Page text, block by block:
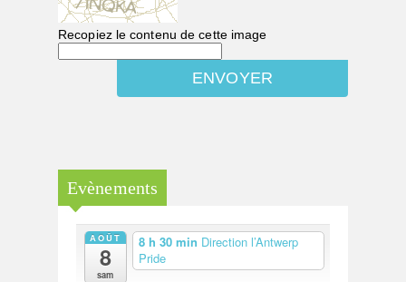
Recopiez le contenu de cette image
Evènements
AOÛT
8
sam
8 h 30 min Direction l’Antwerp
Pride